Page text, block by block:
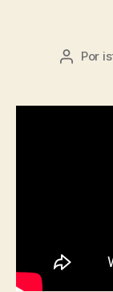
Autor
entrada
Por